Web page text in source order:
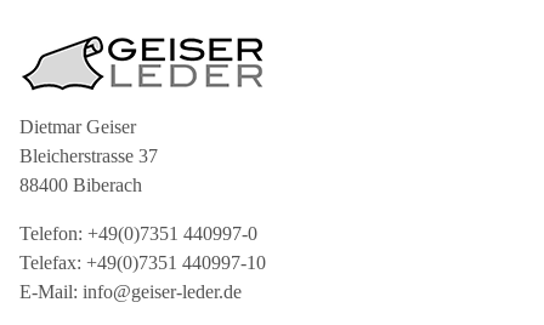
Dietmar Geiser
Bleicherstrasse 37
88400 Biberach
Telefon: +49(0)7351 440997-0
Telefax: +49(0)7351 440997-10
E-Mail: info@geiser-leder.de